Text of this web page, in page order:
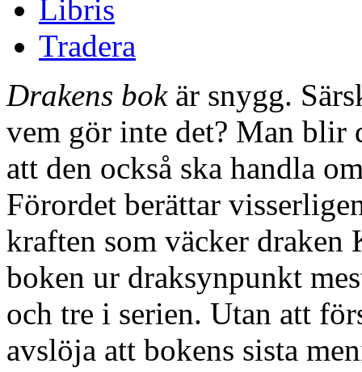
Libris
Tradera
Drakens bokär snygg.
vem gör inte det? Man blir
att den också ska handla
Förordet berättar
kraften som väcker
boken ur draksynpunkt
och tre i serien. Utan att
avslöja att bokens sista